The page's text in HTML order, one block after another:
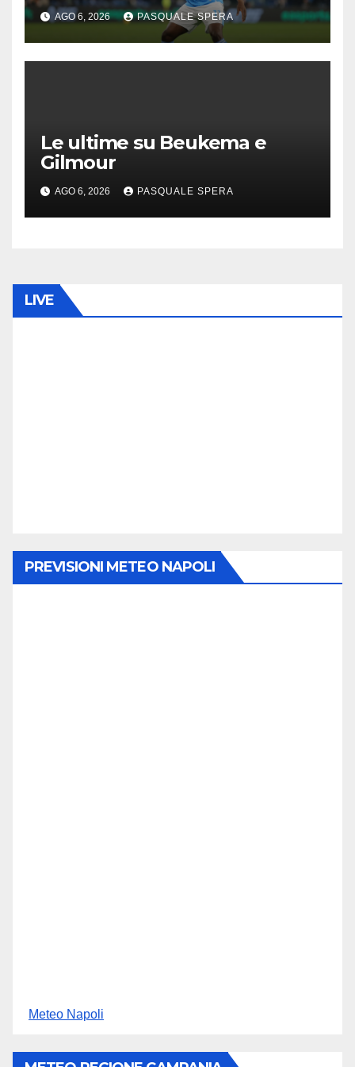
dal Napoli.
AGO 6, 2026 PASQUALE SPERA
Le ultime su Beukema e
Gilmour
AGO 6, 2026 PASQUALE SPERA
LIVE
PREVISIONI METEO NAPOLI
Meteo Napoli